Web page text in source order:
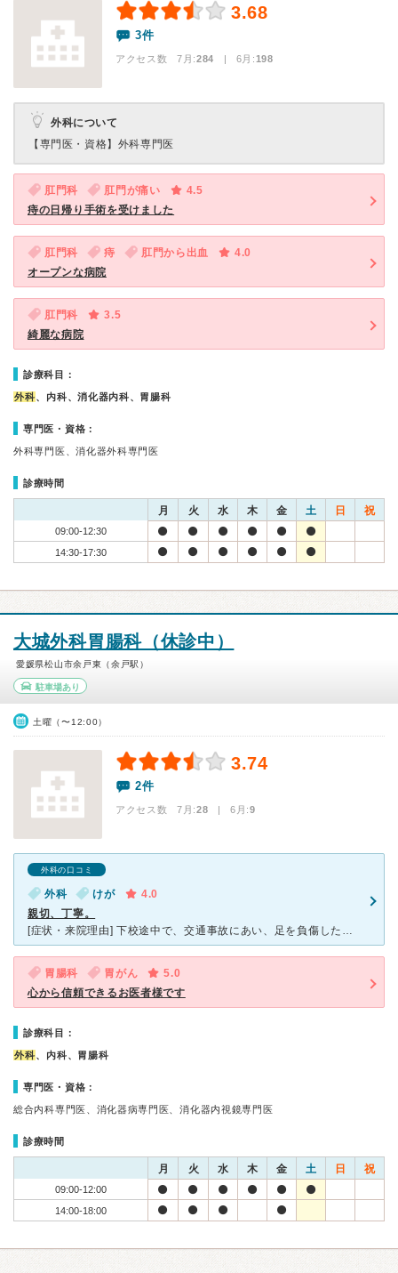
3.68
3件
アクセス数 7月:284 | 6月:198
外科について
【専門医・資格】 外科専門医
肛門科 肛門が痛い
4.5
痔の日帰り手術を受けました
肛門科 痔 肛門から出血
4.0
オープンな病院
肛門科
3.5
綺麗な病院
診療科目：
外科、内科、消化器内科、胃腸科
専門医・資格：
外科専門医、消化器外科専門医
診療時間
月 火 水 木 金 土 日 祝
09:00-12:30
14:30-17:30
大城外科胃腸科（休診中）
愛媛県松山市余戸東（余戸駅）
駐車場あり
土曜（〜12:00）
3.74
2件
アクセス数 7月:28 | 6月:9
外科の口コミ
外科 けが
4.0
親切、丁寧。
[症状・来院理由] 下校途中で、交通事故にあい、足を負傷したためこの病院に行くことにしました。 [医師の診断・治療法] 当たり所が良かったためか、痛みといっても我慢できる程度で、見た目からも
胃腸科 胃がん
5.0
心から信頼できるお医者様です
診療科目：
外科、内科、胃腸科
専門医・資格：
総合内科専門医、消化器病専門医、消化器内視鏡専門医
診療時間
月 火 水 木 金 土 日 祝
09:00-12:00
14:00-18:00